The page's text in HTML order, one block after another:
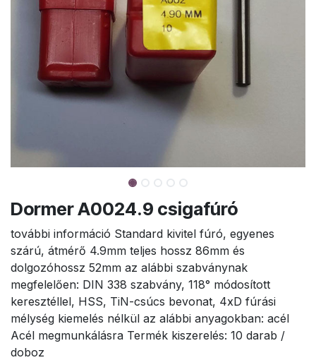
Dormer A0024.9 csigafúró
további információ Standard kivitel fúró, egyenes
szárú, átmérő 4.9mm teljes hossz 86mm és
dolgozóhossz 52mm az alábbi szabványnak
megfelelően: DIN 338 szabvány, 118° módosított
keresztéllel, HSS, TiN-csúcs bevonat, 4xD fúrási
mélység kiemelés nélkül az alábbi anyagokban: acél
Acél megmunkálásra Termék kiszerelés: 10 darab /
doboz